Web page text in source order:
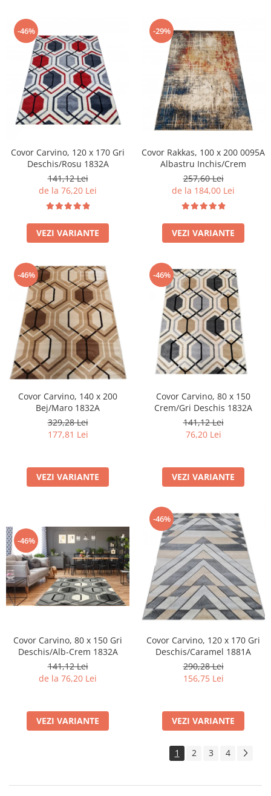
-46%
Covor Carvino, 120 x 170 Gri
Deschis/Rosu 1832A
141,12 Lei
de la 76,20 Lei
VEZI VARIANTE
-29%
Covor Rakkas, 100 x 200 0095A
Albastru Inchis/Crem
257,60 Lei
de la 184,00 Lei
VEZI VARIANTE
-46%
Covor Carvino, 140 x 200
Bej/Maro 1832A
329,28 Lei
177,81 Lei
VEZI VARIANTE
-46%
Covor Carvino, 80 x 150
Crem/Gri Deschis 1832A
141,12 Lei
76,20 Lei
VEZI VARIANTE
-46%
Covor Carvino, 80 x 150 Gri
Deschis/Alb-Crem 1832A
141,12 Lei
de la 76,20 Lei
VEZI VARIANTE
-46%
Covor Carvino, 120 x 170 Gri
Deschis/Caramel 1881A
290,28 Lei
156,75 Lei
VEZI VARIANTE
1 2 3 4